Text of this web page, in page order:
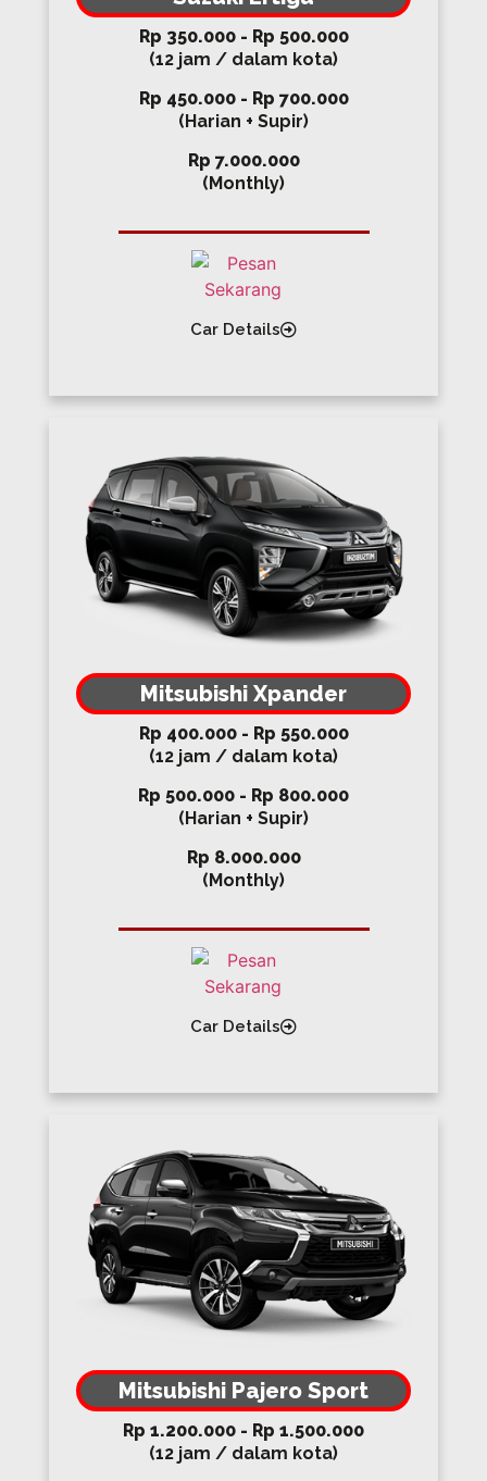
Rp 350.000 - Rp 500.000
(12 jam / dalam kota)
Rp 450.000 - Rp 700.000
(Harian + Supir)
Rp 7.000.000
(Monthly)
Car Details
Mitsubishi Xpander
Rp 400.000 - Rp 550.000
(12 jam / dalam kota)
Rp 500.000 - Rp 800.000
(Harian + Supir)
Rp 8.000.000
(Monthly)
Car Details
Mitsubishi Pajero Sport
Rp 1.200.000 - Rp 1.500.000
(12 jam / dalam kota)